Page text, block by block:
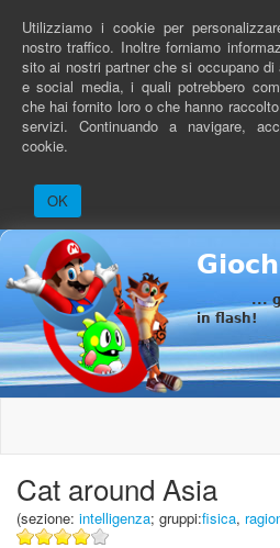
contenuto
principale
Utilizziamo i cookie per
nostro traffico. Inoltre forniamo
sito ai nostri partner che si occupano
e social media, i quali potrebbero
che hai fornito loro o che hanno
servizi. Continuando a navigare,
cookie.
OK
...
in flash!
Cat around Asia
(sezione: intelligenza; gruppi:fisica,